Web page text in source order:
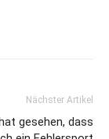
Nächster Artikel
gesehen, dass